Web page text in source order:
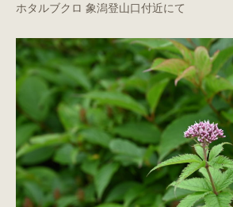
ホタルブクロ 象潟登山口付近にて